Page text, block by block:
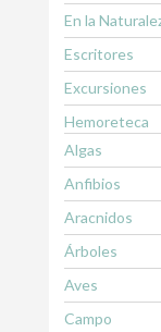
En la
Escritores
Excursiones
Hemoreteca
Algas
Anfibios
Aracnidos
Árboles
Aves
Campo